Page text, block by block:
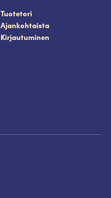
Tuotetori
Ajankohtaista
Kirjautuminen